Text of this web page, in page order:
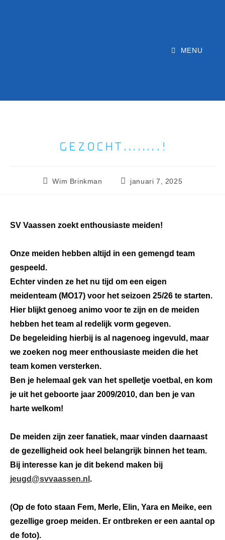
MENU
GEZOCHT……..!
Wim Brinkman januari 7, 2025
SV Vaassen zoekt enthousiaste meiden!
Onze meiden hebben altijd in een gemengd team
gespeeld.
Echter vinden ze het nu tijd om een eigen
meidenteam (MO17) voor het seizoen 25/26 te starten.
Hier blijkt genoeg animo voor te zijn en de meiden
hebben het team al redelijk vorm gegeven.
De begeleiding hierbij is al nagenoeg ingevuld, maar
we zoeken nog meer enthousiaste meiden die het
team komen versterken.
Ben je helemaal gek van het spelletje voetbal, en kom
je uit het geboorte jaar 2009/2010, dan ben je van
harte welkom!
De meiden zijn zeer fanatiek, maar vinden daarnaast
de gezelligheid ook heel belangrijk binnen het team.
Bij interesse kan je dit bekend maken bij
jeugd@svvaassen.nl .
(Op de foto staan Fem, Merle, Elin, Yara en Meike, een
gezellige groep meiden. Er ontbreken er een aantal op
de foto).